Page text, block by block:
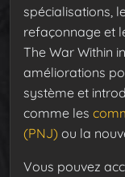
spécialisations,
refaçonnage et
The War Within
améliorations
système et
comme les
(PNJ) ou la
Vous pouvez